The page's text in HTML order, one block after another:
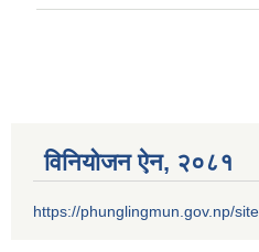
विनियोजन ऐन‚ २०८१
https://phunglingmun.gov.np/